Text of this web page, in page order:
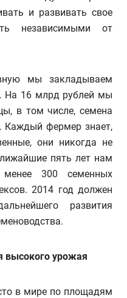
и развивать свое
независимыми от
мы закладываем
На 16 млрд рублей мы
в том числе, семена
Каждый фермер знает,
они никогда не
пять лет нам
менее 300 семенных
2014 год должен
развития
высокого урожая
в мире по площадям